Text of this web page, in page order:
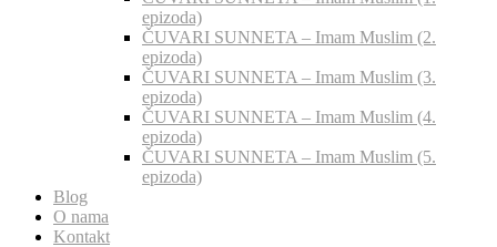
epizoda)
ČUVARI SUNNETA – Imam Muslim (2.
epizoda)
ČUVARI SUNNETA – Imam Muslim (3.
epizoda)
ČUVARI SUNNETA – Imam Muslim (4.
epizoda)
ČUVARI SUNNETA – Imam Muslim (5.
epizoda)
Blog
O nama
Kontakt